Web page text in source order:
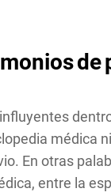
de
médica
En otras
entre la